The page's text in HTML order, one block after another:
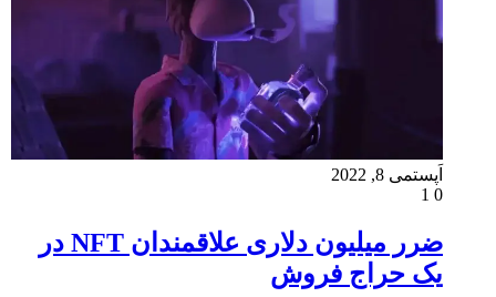
اَپستمی 8, 2022
0
ضرر میلیون دلاری علاقمندان NFT در
یک حراج فروش